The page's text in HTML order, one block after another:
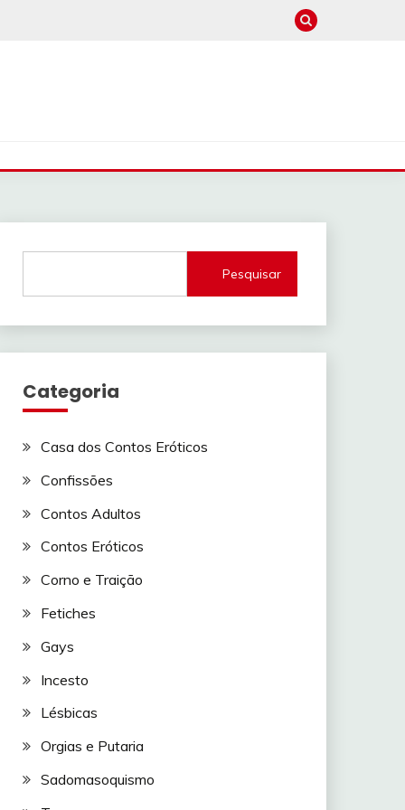
Pesquisar
Categoria
Casa dos Contos Eróticos
Confissões
Contos Adultos
Contos Eróticos
Corno e Traição
Fetiches
Gays
Incesto
Lésbicas
Orgias e Putaria
Sadomasoquismo